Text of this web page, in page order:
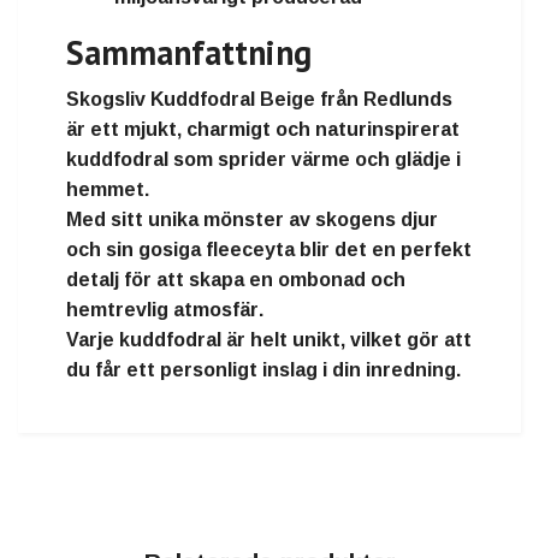
Sammanfattning
Skogsliv Kuddfodral Beige från Redlunds
är ett mjukt, charmigt och naturinspirerat
kuddfodral som sprider värme och glädje i
hemmet.
Med sitt unika mönster av skogens djur
och sin gosiga fleeceytablir det en perfekt
detalj för att skapa en ombonad och
hemtrevlig atmosfär.
Varje kuddfodral är helt unikt, vilket gör att
du får ett personligt inslag i din inredning.